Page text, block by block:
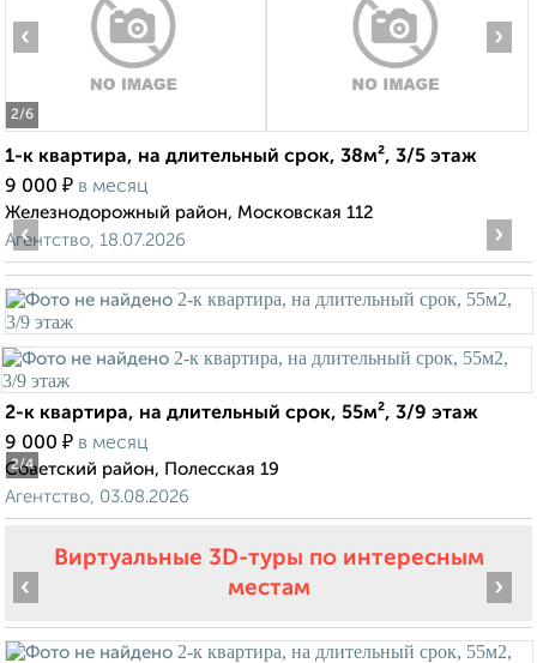
2/6
‹ ›
1-к квартира, на длительный срок, 38м², 3/5 этаж
9 000 ₽ в месяц
Железнодорожный район, Московская 112
Агентство, 18.07.2026
2/4
‹ ›
2-к квартира, на длительный срок, 55м², 3/9 этаж
9 000 ₽ в месяц
Советский район, Полесская 19
Агентство, 03.08.2026
Виртуальные 3D-туры по интересным
местам
‹ ›